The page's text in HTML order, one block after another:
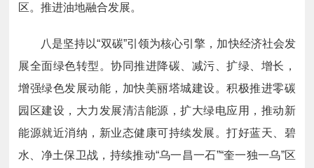
区。推进油地融合发展。
八是坚持以“双碳”引领为核心引擎，加快经济社会发
展全面绿色转型。协同推进降碳、减污、扩绿、增长，
增强绿色发展动能，加快美丽塔城建设。积极推进零碳
园区建设，大力发展清洁能源，扩大绿电应用，推动新
能源就近消纳，新业态健康可持续发展。打好蓝天、碧
水、净土保卫战，持续推动“乌一昌一石”“奎一独一乌”区